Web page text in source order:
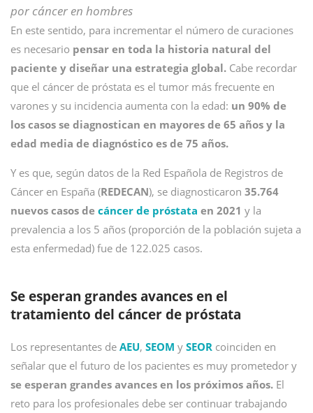
por cáncer en hombres
En este sentido, para incrementar el número de curaciones
es necesario pensar en toda la historia natural del
paciente y diseñar una estrategia global. Cabe recordar
que el cáncer de próstata es el tumor más frecuente en
varones y su incidencia aumenta con la edad: un 90% de
los casos se diagnostican en mayores de 65 años y la
edad media de diagnóstico es de 75 años.
Y es que, según datos de la Red Española de Registros de
Cáncer en España (REDECAN), se diagnosticaron 35.764
nuevos casos de cáncer de próstata en 2021 y la
prevalencia a los 5 años (proporción de la población sujeta a
esta enfermedad) fue de 122.025 casos.
Se esperan grandes avances en el
tratamiento del cáncer de próstata
Los representantes de AEU, SEOM y SEOR coinciden en
señalar que el futuro de los pacientes es muy prometedor y
se esperan grandes avances en los próximos años. El
reto para los profesionales debe ser continuar trabajando